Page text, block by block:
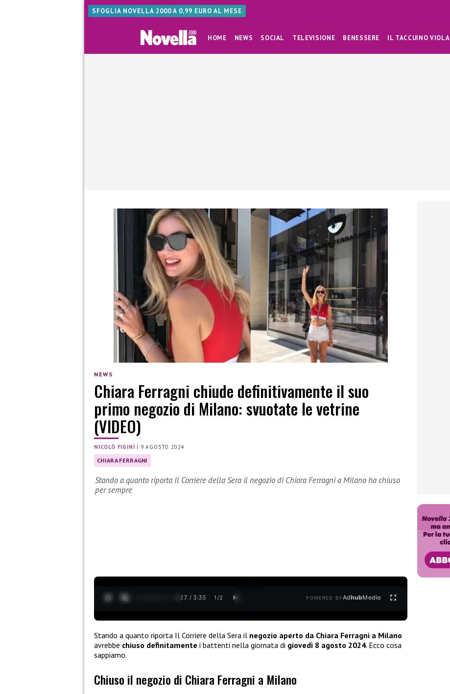
SFOGLIA NOVELLA 2000 A 0,99 EURO AL MESE
HOME NEWS SOCIAL TELEVISIONE BENESSERE IL TACCUINO VIOLA
NEWS
Chiara Ferragni chiude definitivamente il suo
primo negozio di Milano: svuotate le vetrine
(VIDEO)
NICOLÒ FIGINI | 9 AGOSTO 2024
CHIARA FERRAGNI
Stando a quanto riporta Il Corriere della Sera il negozio di Chiara Ferragni a Milano ha chiuso
per sempre
0:28 / 3:35 1 /2 POWERED BYAdhubMedia
Stando a quanto riporta Il Corriere della Sera il negozio aperto da Chiara Ferragni a Milano
avrebbe chiuso definitamente i battenti nella giornata di giovedì 8 agosto 2024. Ecco cosa
sappiamo.
Chiuso il negozio di Chiara Ferragni a Milano